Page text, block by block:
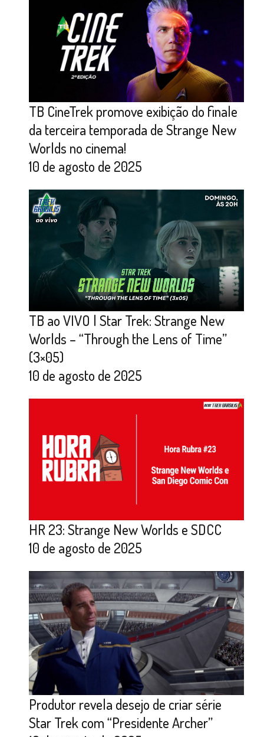
TB CineTrek promove exibição do finale
da terceira temporada de Strange New
Worlds no cinema!
10 de agosto de 2025
TB ao VIVO | Star Trek: Strange New
Worlds – “Through the Lens of Time”
(3×05)
10 de agosto de 2025
HR 23: Strange New Worlds e SDCC
10 de agosto de 2025
Produtor revela desejo de criar série
Star Trek com “Presidente Archer”